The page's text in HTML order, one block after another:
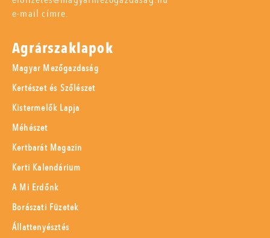
e-mail címre.
Agrárszaklapok
Magyar Mezőgazdaság
Kertészet és Szőlészet
Kistermelők Lapja
Méhészet
Kertbarát Magazin
Kerti Kalendárium
A Mi Erdőnk
Borászati Füzetek
Állattenyésztés